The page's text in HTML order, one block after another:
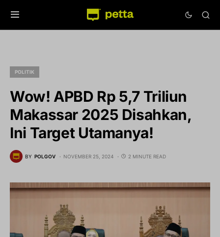
POLITIK
Wow! APBD Rp 5,7 Triliun
Makassar 2025 Disahkan,
Ini Target Utamanya!
BY POLGOV NOVEMBER 25, 2024 2 MINUTE READ